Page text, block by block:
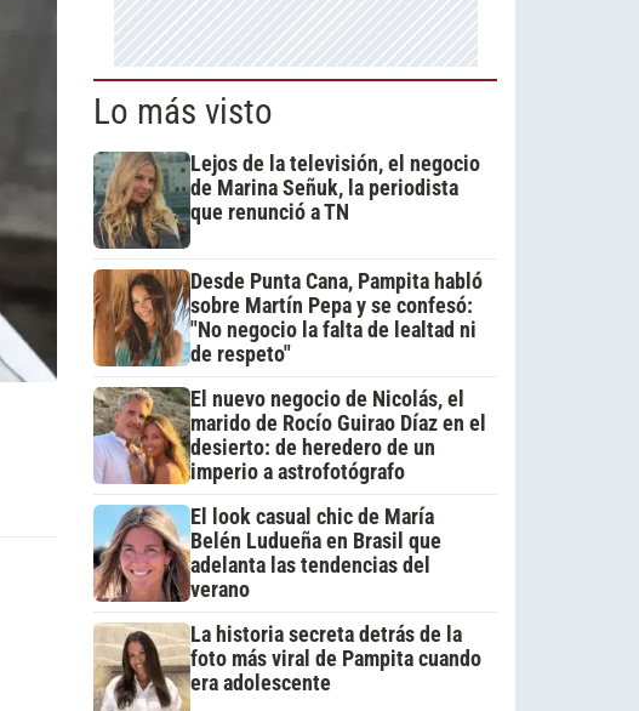
Lo más visto
Lejos de la televisión, el negocio
de Marina Señuk, la periodista
que renunció a TN
Desde Punta Cana, Pampita habló
sobre Martín Pepa y se confesó:
"No negocio la falta de lealtad ni
de respeto"
El nuevo negocio de Nicolás, el
marido de Rocío Guirao Díaz en el
desierto: de heredero de un
imperio a astrofotógrafo
El look casual chic de María
Belén Ludueña en Brasil que
adelanta las tendencias del
verano
La historia secreta detrás de la
foto más viral de Pampita cuando
era adolescente